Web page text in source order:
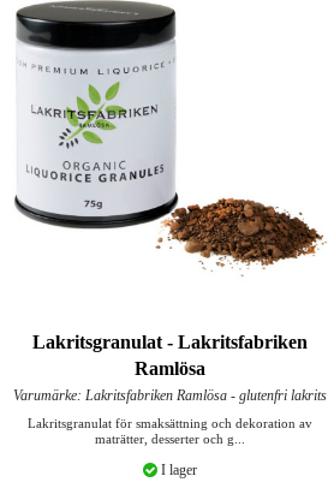
Lakritsgranulat - Lakritsfabriken
Ramlösa
Varumärke: Lakritsfabriken Ramlösa - glutenfri lakrits
Lakritsgranulat för smaksättning och dekoration av
maträtter, desserter och g...
I lager